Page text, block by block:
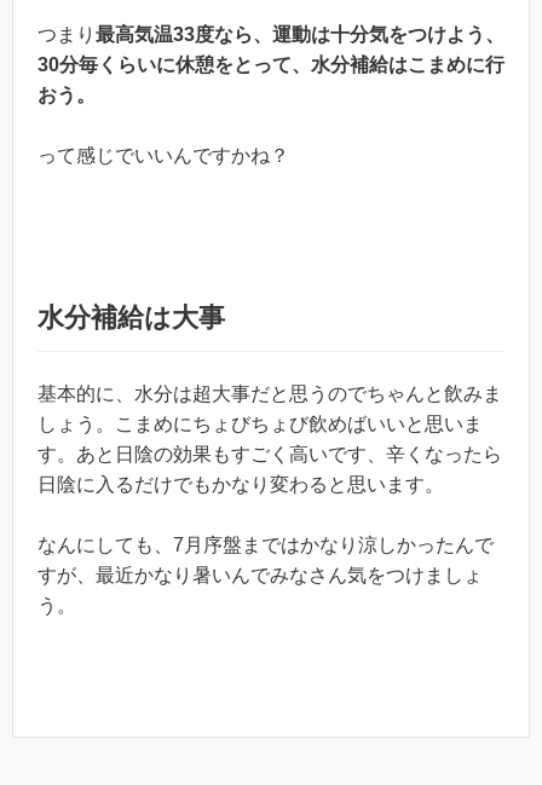
つまり 最高気温33度なら、運動は十分気をつけよう、
30分毎くらいに休憩をとって、水分補給はこまめに行
おう。
って感じでいいんですかね？
水分補給は大事
基本的に、水分は超大事だと思うのでちゃんと飲みま
しょう。こまめにちょびちょび飲めばいいと思いま
す。あと日陰の効果もすごく高いです、辛くなったら
日陰に入るだけでもかなり変わると思います。
なんにしても、7月序盤まではかなり涼しかったんで
すが、最近かなり暑いんでみなさん気をつけましょ
う。